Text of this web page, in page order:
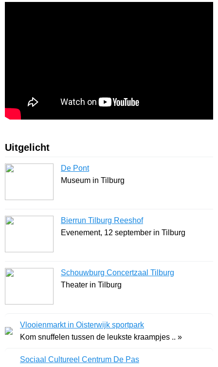
Uitgelicht
De Pont
Museum in Tilburg
Bierrun Tilburg Reeshof
Evenement, 12 september in Tilburg
Schouwburg Concertzaal Tilburg
Theater in Tilburg
Vlooienmarkt in Oisterwijk sportpark
Kom snuffelen tussen de leukste kraampjes .. »
Sociaal Cultureel Centrum De Pas